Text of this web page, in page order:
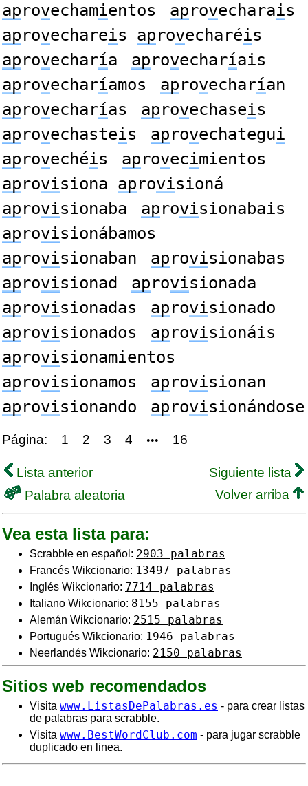
aprovechamientos aprovecharais
aprovechareis aprovecharéis
aprovecharía aprovecharíais
aprovecharíamos aprovecharían
aprovecharías aprovechaseis
aprovechasteis aprovechategui
aprovechéis aprovecimientos
aprovisiona aprovisioná
aprovisionaba aprovisionabais
aprovisionábamos
aprovisionaban aprovisionabas
aprovisionad aprovisionada
aprovisionadas aprovisionado
aprovisionados aprovisionáis
aprovisionamientos
aprovisionamos aprovisionan
aprovisionando aprovisionándose
Página: 1 2 3 4 ••• 16
Lista anterior
Siguiente lista
Palabra aleatoria
Volver arriba
Vea esta lista para:
Scrabble en español: 2903 palabras
Francés Wikcionario: 13497 palabras
Inglés Wikcionario: 7714 palabras
Italiano Wikcionario: 8155 palabras
Alemán Wikcionario: 2515 palabras
Portugués Wikcionario: 1946 palabras
Neerlandés Wikcionario: 2150 palabras
Sitios web recomendados
Visita www.ListasDePalabras.es - para crear listas
de palabras para scrabble.
Visita www.BestWordClub.com - para jugar scrabble
duplicado en linea.